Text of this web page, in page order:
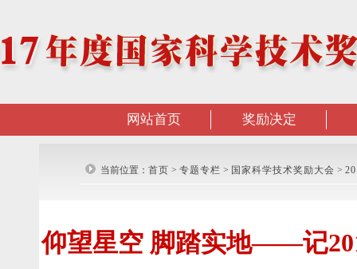
网站首页 奖励决定
当前位置： 首页 > 专题专栏 > 国家科学技术奖励大会 >
仰望星空 脚踏实地——记